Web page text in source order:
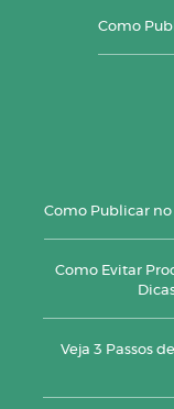
Como
Como Publicar
Como Evitar
Veja 3 Passos